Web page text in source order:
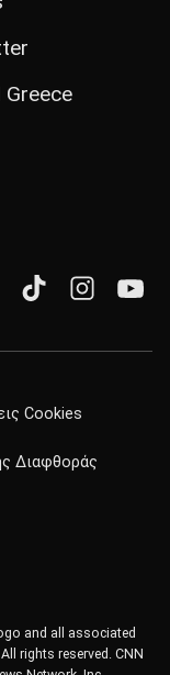
Cookies
Διαφθοράς
and all associated
rights reserved. CNN